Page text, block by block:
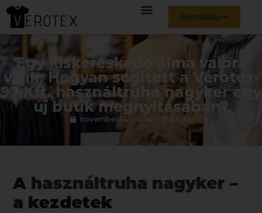
Rendelés
Egy kiskereskedő álma valóra
válik: Hogyan segített a Verotex-
97 Kft. használtruha nagyker egy
új butik megnyitásában?
november 14, 2024 10:53 de.
A használtruha nagyker –
a kezdetek